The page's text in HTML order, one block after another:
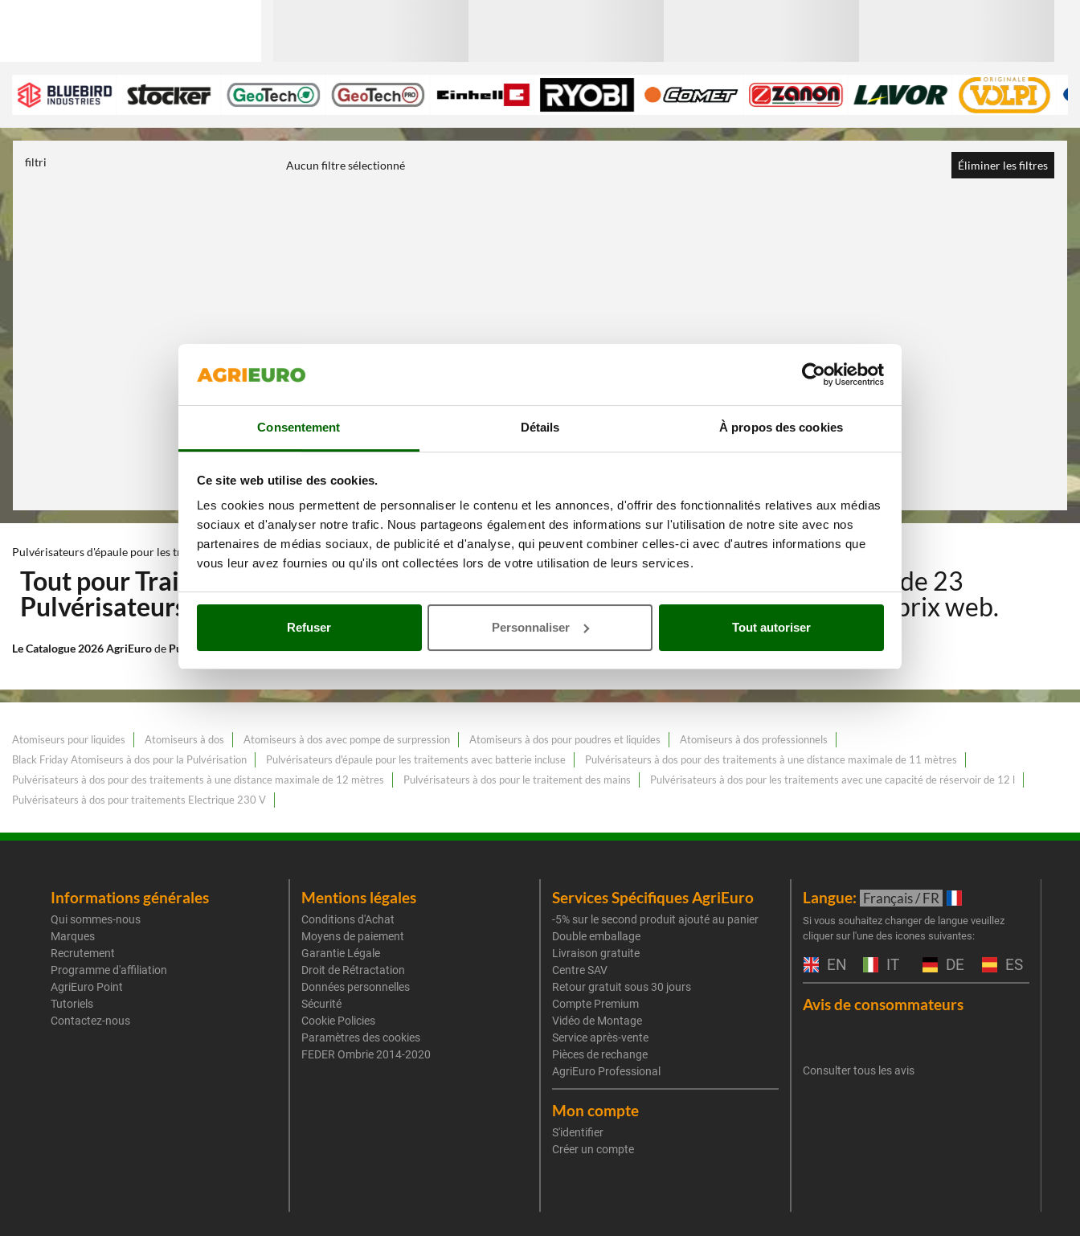
Consentement Détails À propos des cookies
Ce site web utilise des cookies.
Les cookies nous permettent de personnaliser le contenu et les annonces, d'offrir des fonctionnalités relatives aux médias
sociaux et d'analyser notre trafic. Nous partageons également des informations sur l'utilisation de notre site avec nos
partenaires de médias sociaux, de publicité et d'analyse, qui peuvent combiner celles-ci avec d'autres informations que
vous leur avez fournies ou qu'ils ont collectées lors de votre utilisation de leurs services.
Refuser Personnaliser Tout autoriser
filtri Aucun filtre sélectionné Éliminer les filtres
Pulvérisateurs d'épaule pour les traitements avec batterie incluse
Tout pour Traitement de pulvérisation et désherbage
Avec une gamme de plus de 23
Pulvérisateurs d'épaule pour les traitements avec batterie incluseau meilleur prix web.
Le Catalogue 2026 AgriEurode Pulvérisateurs d'épaule pour les traitements avec batterie incluse, constamment enrichi et mis à jour.
Atomiseurs pour liquides Atomiseurs à dos Atomiseurs à dos avec pompe de surpression Atomiseurs à dos pour poudres et liquides
Atomiseurs à dos professionnels
Black Friday Atomiseurs à dos pour la Pulvérisation
Pulvérisateurs d'épaule pour les traitements avec batterie incluse
Pulvérisateurs à dos pour des traitements à une distance maximale de 11 mètres
Pulvérisateurs à dos pour des traitements à une distance maximale de 12 mètres
Pulvérisateurs à dos pour le traitement des mains
Pulvérisateurs à dos pour les traitements avec une capacité de réservoir de 12 l
Pulvérisateurs à dos pour traitements Electrique 230 V
Informations générales
Qui sommes-nous
Marques
Recrutement
Programme d'affiliation
AgriEuro Point
Tutoriels
Contactez-nous
Mentions légales
Conditions d'Achat
Moyens de paiement
Garantie Légale
Droit de Rétractation
Données personnelles
Sécurité
Cookie Policies
Paramètres des cookies
FEDER Ombrie 2014-2020
Services Spécifiques AgriEuro
-5% sur le second produit ajouté au panier
Double emballage
Livraison gratuite
Centre SAV
Retour gratuit sous 30 jours
Compte Premium
Vidéo de Montage
Service après-vente
Pièces de rechange
AgriEuro Professional
Mon compte
S'identifier
Créer un compte
Langue: Français / FR
Si vous souhaitez changer de langue veuillez
cliquer sur l'une des icones suivantes:
EN IT DE ES
Avis de consommateurs
Consulter tous les avis